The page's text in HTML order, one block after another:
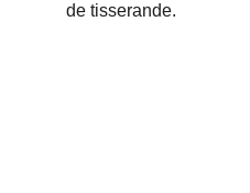
de tisserande.